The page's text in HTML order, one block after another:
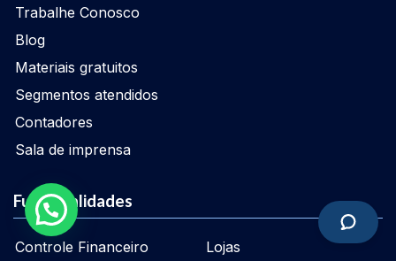
Trabalhe Conosco
Blog
Materiais gratuitos
Segmentos atendidos
Contadores
Sala de imprensa
Funcionalidades
Controle Financeiro Lojas